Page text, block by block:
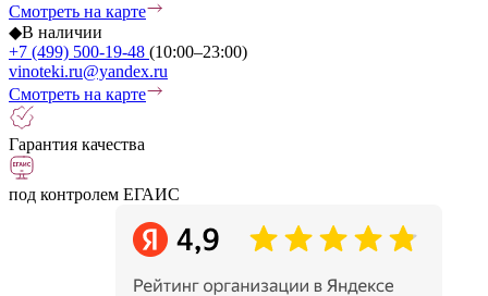
Смотреть на карте
◆В наличии
+7 (499) 500-19-48 (10:00–23:00)
vinoteki.ru@yandex.ru
Смотреть на карте
Гарантия качества
под контролем ЕГАИС